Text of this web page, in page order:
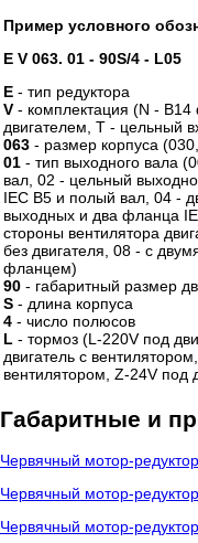
Пример условного
E V 063. 01 - 90S/4 - L05
E - тип редуктора
V - комплектация (N -
двигателем, T - цельный
063 - размер корпуса
01 - тип выходного вала
вал, 02 - цельный
IEC B5 и полый вал, 04 -
выходных и два фланца
стороны вентилятора
без двигателя, 08 - с
фланцем)
90 - габаритный размер
S- длина корпуса
4 - число полюсов
L - тормоз (L-220V под
двигатель с
вентилятором, Z-24V под
Габаритные и
Червячный мотор-
Червячный мотор-
Червячный мотор-